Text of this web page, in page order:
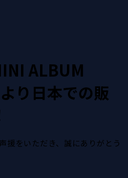
ALBUM
り日本での販
援をいただき、誠にありがとう